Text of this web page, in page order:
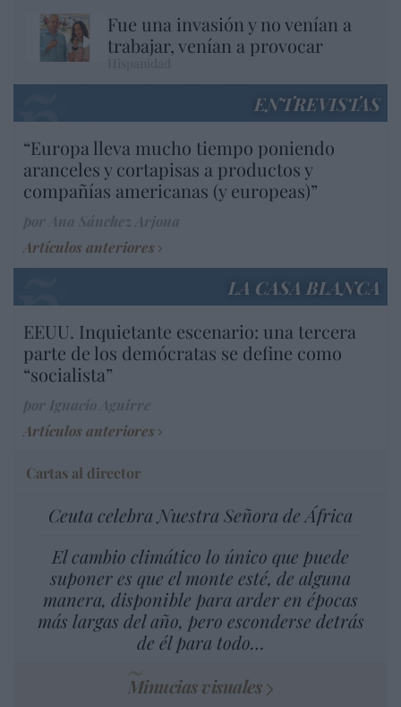
Fue una invasión y no venían a
trabajar, venían a provocar
ENTREVISTAS
“Europa lleva mucho tiempo poniendo
aranceles y cortapisas a productos y
compañías americanas (y europeas)”
Artículos anteriores
LA CASA BLANCA
EEUU. Inquietante escenario: una tercera
parte de los demócratas se define como
“socialista”
Artículos anteriores
Cartas al director
Ceuta celebra Nuestra Señora de África
El cambio climático lo único que puede
suponer es que el monte esté, de alguna
manera, disponible para arder en épocas
más largas del año, pero esconderse detrás
de él para todo…
Minucias visuales